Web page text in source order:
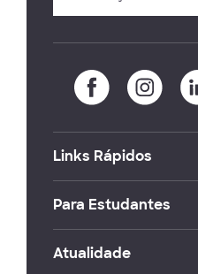
Links Rápidos
Para Estudantes
Atualidade